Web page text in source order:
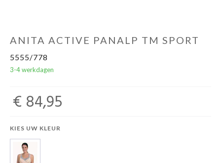
ANITA ACTIVE PANALP TM SPORT
5555/778
3-4 werkdagen
€ 84,95
KIES UW KLEUR